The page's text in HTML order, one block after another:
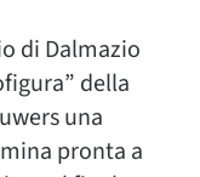
di Dalmazio
della
una
pronta a